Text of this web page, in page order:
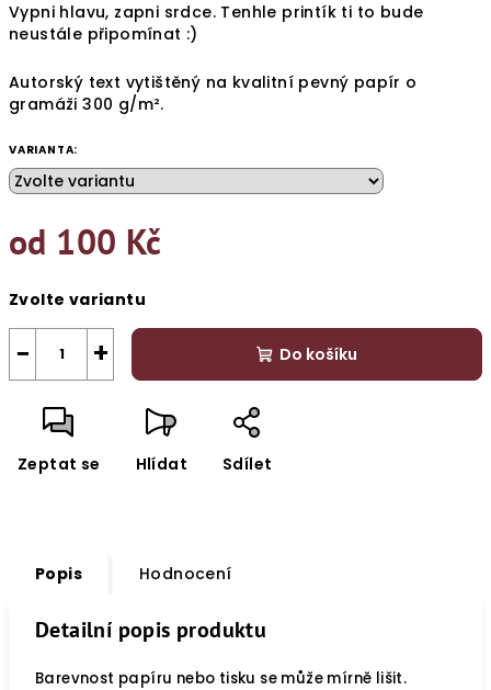
Vypni hlavu, zapni srdce. Tenhle printík ti to bude
neustále připomínat :)
Autorský text vytištěný na kvalitní pevný papír o
gramáži 300 g/m².
VARIANTA:
od 100 Kč
cena:
Zvolte variantu
+
− Do košíku
Zeptat se Hlídat Sdílet
Popis Hodnocení
Detailní popis produktu
Barevnost papíru nebo tisku se může mírně lišit.